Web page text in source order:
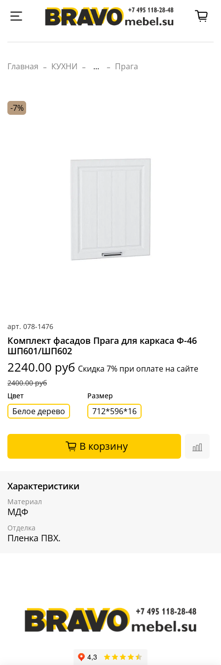
Главная КУХНИ ... Прага
-7%
арт. 078-1476
Комплект фасадов Прага для каркаса Ф-46
ШП601/ШП602
2240.00 руб Скидка 7% при оплате на сайте
2400.00 руб
Цвет
Белое дерево
Размер
712*596*16
В корзину
Характеристики
Материал
МДФ
Отделка
Пленка ПВХ.